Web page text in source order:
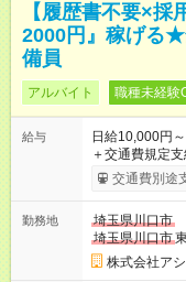
【履歴書不要×
2000円』稼げる
備員
アルバイト 職種未経験
給与
日給10,000円
＋交通費規定支給 ☆日勤：08:00～17:00／日給1万円
20:00～05:00／日給1万2000円
日『2万2000円』も
べる！ 日払いは
別途支給 ■日給全額保障あり ┗予定時間より早く終わっても日給
は満額支給！ ■資
試用期間なし
交通費別途
勤務地
埼玉県川口市
埼玉県川口市
株式会社ア